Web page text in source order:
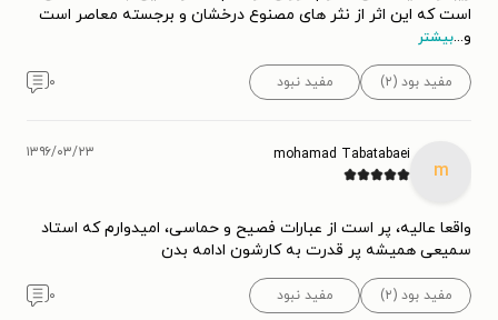
است که این اثر از نثر های مصنوع درخشان و برجسته معاصر است
و...بیشتر
مفید بود (۲) مفید نبود ۰
m
mohamad Tabatabaei ۱۳۹۶/۰۳/۲۳
واقعا عالیه، پر است از عبارات فصیح و حماسی، امیدوارم که استاد
سمیعی همیشه پر قدرت به کارشون ادامه بدن
مفید بود (۲) مفید نبود ۰